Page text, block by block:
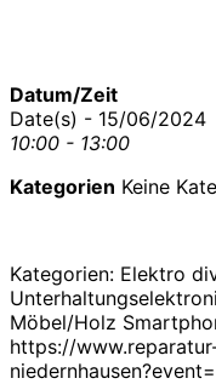
Datum/Zeit
Date(s) - 15/06/2024
10:00 - 13:00
Kategorien Keine
Kategorien: Elektro
Möbel/Holz
https://